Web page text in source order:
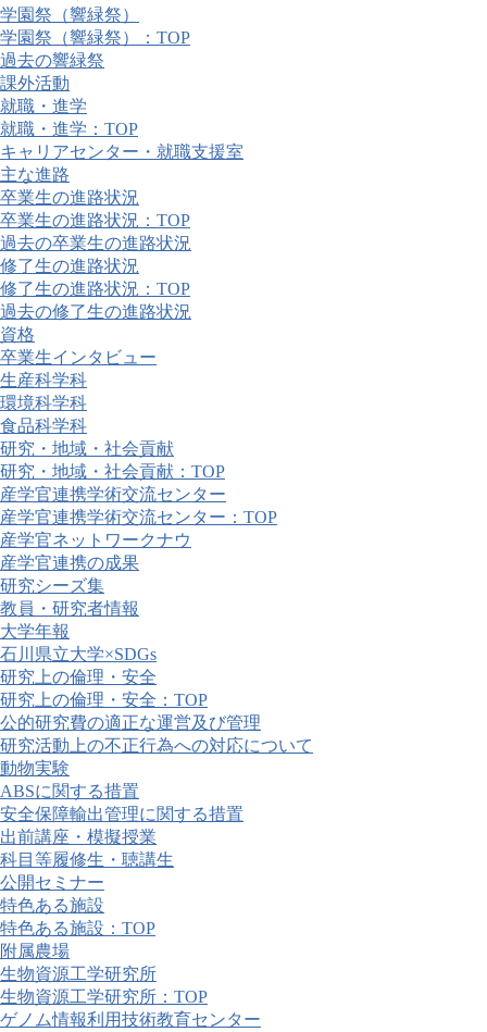
学園祭（響緑祭）
学園祭（響緑祭）：TOP
過去の響緑祭
課外活動
就職・進学
就職・進学：TOP
キャリアセンター・就職支援室
主な進路
卒業生の進路状況
卒業生の進路状況：TOP
過去の卒業生の進路状況
修了生の進路状況
修了生の進路状況：TOP
過去の修了生の進路状況
資格
卒業生インタビュー
生産科学科
環境科学科
食品科学科
研究・地域・社会貢献
研究・地域・社会貢献：TOP
産学官連携学術交流センター
産学官連携学術交流センター：TOP
産学官ネットワークナウ
産学官連携の成果
研究シーズ集
教員・研究者情報
大学年報
石川県立大学×SDGs
研究上の倫理・安全
研究上の倫理・安全：TOP
公的研究費の適正な運営及び管理
研究活動上の不正行為への対応について
動物実験
ABSに関する措置
安全保障輸出管理に関する措置
出前講座・模擬授業
科目等履修生・聴講生
公開セミナー
特色ある施設
特色ある施設：TOP
附属農場
生物資源工学研究所
生物資源工学研究所：TOP
ゲノム情報利用技術教育センター